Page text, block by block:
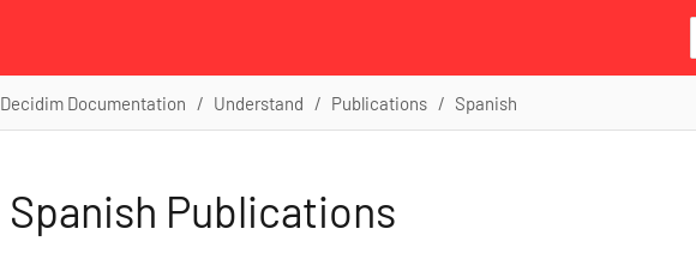
Decidim Documentation Understand Publications Spanish
Spanish Publications